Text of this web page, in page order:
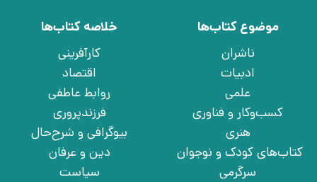
موضوع کتاب‌ها
ناشران
ادبیات
علمی
کسب‌وکار و فناوری
هنری
کتاب‌های کودک و نوجوان
سرگرمی
خلاصه کتاب‌ها
کارآفرینی
اقتصاد
روابط عاطفی
فرزندپروری
بیوگرافی و شرح‌حال
دین و عرفان
سیاست